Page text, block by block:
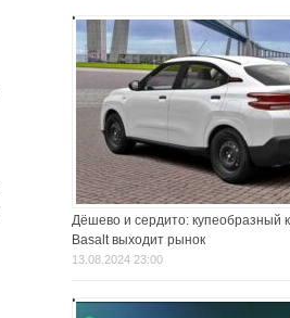
Дёшево и сердито: купеобразный
Basalt выходит рынок
13.08.2024 23:00